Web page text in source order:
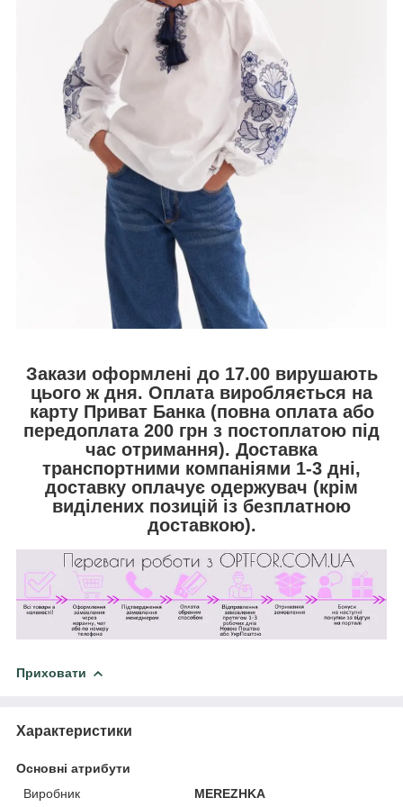
Закази оформлені до 17.00вирушають
цього ж дня. Оплатавиробляється на
карту Приват Банка (повна оплата або
передоплата 200 грн з постоплатою під
час отримання). Доставка
транспортними компаніями 1-3 дні,
доставку оплачує одержувач (крім
виділених позицій із безплатною
доставкою).
Приховати
Характеристики
Основні атрибути
Виробник
MEREZHKA